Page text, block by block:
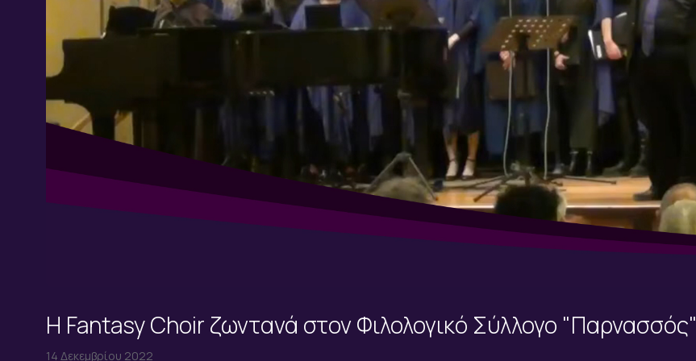
Η Fantasy Choir ζωντανά στον Φιλολογικό Σύλλογο "Παρνασσός"
14 Δεκεμβρίου 2022